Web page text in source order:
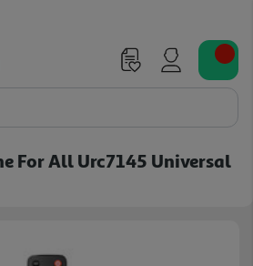
For All Urc7145 Universal